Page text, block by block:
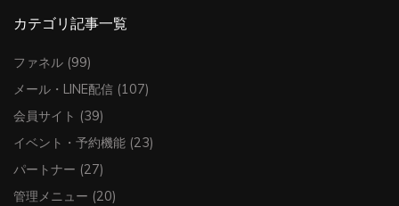
カテゴリ記事一覧
ファネル (99)
メール・LINE配信 (107)
会員サイト (39)
イベント・予約機能 (23)
パートナー (27)
管理メニュー (20)